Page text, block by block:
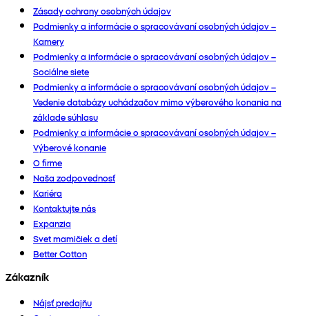
Zásady ochrany osobných údajov
Podmienky a informácie o spracovávaní osobných údajov –
Kamery
Podmienky a informácie o spracovávaní osobných údajov –
Sociálne siete
Podmienky a informácie o spracovávaní osobných údajov –
Vedenie databázy uchádzačov mimo výberového konania na
základe súhlasu
Podmienky a informácie o spracovávaní osobných údajov –
Výberové konanie
O firme
Naša zodpovednosť
Kariéra
Kontaktujte nás
Expanzia
Svet mamičiek a detí
Better Cotton
Zákazník
Nájsť predajňu